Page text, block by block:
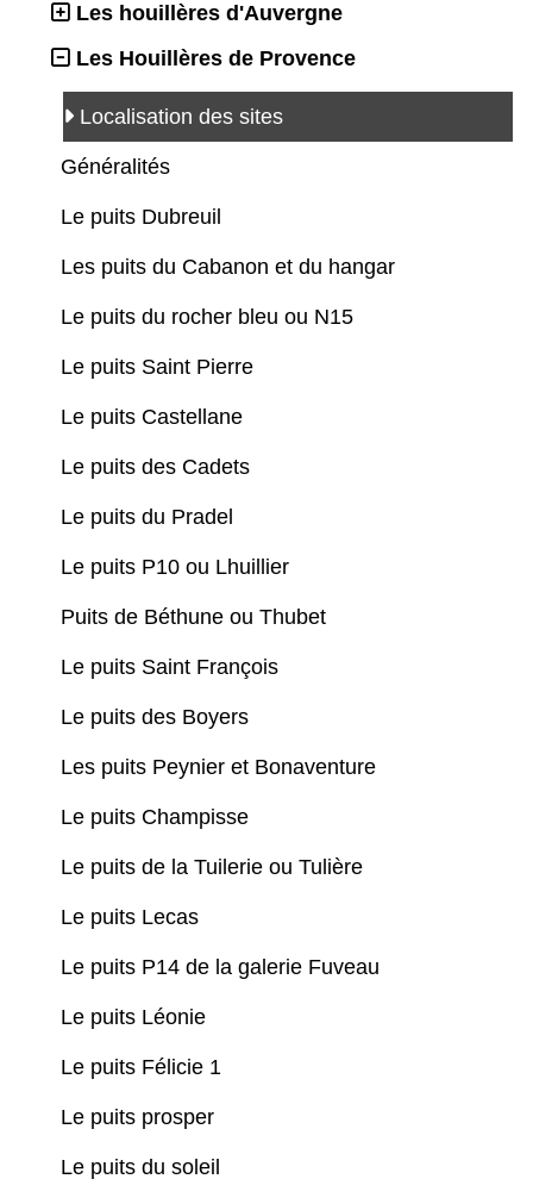
Les houillères d'Auvergne
Les Houillères de Provence
Localisation des sites
Généralités
Le puits Dubreuil
Les puits du Cabanon et du hangar
Le puits du rocher bleu ou N15
Le puits Saint Pierre
Le puits Castellane
Le puits des Cadets
Le puits du Pradel
Le puits P10 ou Lhuillier
Puits de Béthune ou Thubet
Le puits Saint François
Le puits des Boyers
Les puits Peynier et Bonaventure
Le puits Champisse
Le puits de la Tuilerie ou Tulière
Le puits Lecas
Le puits P14 de la galerie Fuveau
Le puits Léonie
Le puits Félicie 1
Le puits prosper
Le puits du soleil